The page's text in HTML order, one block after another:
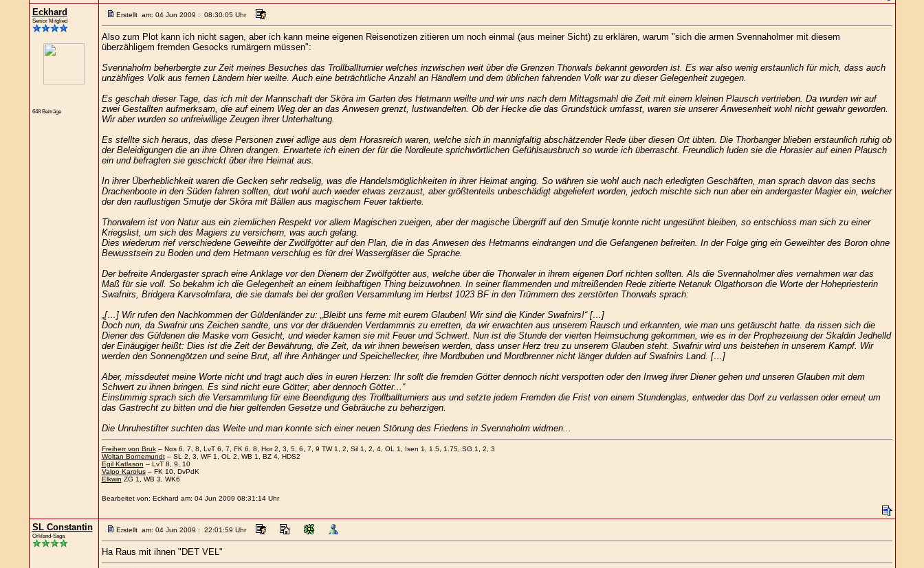
Eckhard
Senior Mitglied
648 Beiträge
Erstellt am: 04 Jun 2009 : 08:30:05 Uhr
Also zum Plot kann ich nicht sagen, aber ich kann meine eigenen Reisenotizen zitieren um noch einmal (aus meiner Sicht) zu erklären, warum "sich die armen Svennaholmer mit diesem
überzähligem fremden Gesocks rumärgern müssen":
Svennaholm beherbergte zur Zeit meines Besuches das Trollballturnier welches inzwischen weit über die Grenzen Thorwals bekannt geworden ist. Es war also wenig erstaunlich für mich, dass auch
unzähliges Volk aus fernen Ländern hier weilte. Auch eine beträchtliche Anzahl an Händlern und dem üblichen fahrenden Volk war zu dieser Gelegenheit zugegen.
Es geschah dieser Tage, das ich mit der Mannschaft der Sköra im Garten des Hetmann weilte und wir uns nach dem Mittagsmahl die Zeit mit einem kleinen Plausch vertrieben. Da wurden wir auf
zwei Gestallten aufmerksam, die auf einem Weg der an das Anwesen grenzt, lustwandelten. Ob der Hecke die das Grundstück umfasst, waren sie unserer Anwesenheit wohl nicht gewahr geworden.
Wir aber wurden so unfreiwillige Zeugen ihrer Unterhaltung.
Es stellte sich heraus, das diese Personen zwei adlige aus dem Horasreich waren, welche sich in mannigfaltig abschätzender Rede über diesen Ort übten. Die Thorbanger blieben erstaunlich ruhig ob
der Beleidigungen die an ihre Ohren drangen. Erwartete ich einen der für die Nordleute sprichwörtlichen Gefühlsausbruch so wurde ich überrascht. Freundlich luden sie die Horasier auf einen Plausch
ein und befragten sie geschickt über ihre Heimat aus.
In ihrer Überheblichkeit waren die Gecken sehr redselig, was die Handelsmöglichkeiten in ihrer Heimat anging. So währen sie wohl auch nach erledigten Geschäften, man sprach davon das sechs
Drachenboote in den Süden fahren sollten, dort wohl auch wieder etwas zerzaust, aber größtenteils unbeschädigt abgeliefert worden, jedoch mischte sich nun aber ein andergaster Magier ein, welcher
der den rauflustigen Smutje der Sköra mit Bällen aus magischem Feuer taktierte.
Thorwalern ist von Natur aus ein ziemlichen Respekt vor allem Magischen zueigen, aber der magische Übergriff auf den Smutje konnte nicht ungesühnt bleiben, so entschloss man sich zu einer
Kriegslist, um sich des Magiers zu versichern, was auch gelang.
Dies wiederum rief verschiedene Geweihte der Zwölfgötter auf den Plan, die in das Anwesen des Hetmanns eindrangen und die Gefangenen befreiten. In der Folge ging ein Geweihter des Boron ohne
Bewusstsein zu Boden und dem Hetmann verschlug es für drei Wassergläser die Sprache.
Der befreite Andergaster sprach eine Anklage vor den Dienern der Zwölfgötter aus, welche über die Thorwaler in ihrem eigenen Dorf richten sollten. Als die Svennaholmer dies vernahmen war das
Maß für sie voll. So bekahm ich die Gelegenheit an einem leibhaftigen Thing beizuwohnen. In seiner flammenden und mitreißenden Rede zitierte Netanuk Olgathorson die Worte der Hohepriesterin
Swafnirs, Bridgera Karvsolmfara, die sie damals bei der großen Versammlung im Herbst 1023 BF in den Trümmern des zerstörten Thorwals sprach:
„[…] Wir rufen den Nachkommen der Güldenländer zu: „Bleibt uns ferne mit eurem Glauben! Wir sind die Kinder Swafnirs!“ […]
Doch nun, da Swafnir uns Zeichen sandte, uns vor der dräuenden Verdammnis zu erretten, da wir erwachten aus unserem Rausch und erkannten, wie man uns getäuscht hatte. da rissen sich die
Diener des Güldenen die Maske vom Gesicht, und wieder kamen sie mit Feuer und Schwert. Nun ist die Stunde der vierten Heimsuchung gekommen, wie es in der Prophezeiung der Skaldin Jedhelld
der Einäugiger heißt: Dies ist die Zeit der Bewährung, die Zeit, da wir ihnen beweisen werden, dass unser Herz treu zu unserem Glauben steht. Swafnir wird uns beistehen in unserem Kampf. Wir
werden den Sonnengötzen und seine Brut, all ihre Anhänger und Speichellecker, ihre Mordbuben und Mordbrenner nicht länger dulden auf Swafnirs Land. […]
Aber, missdeutet meine Worte nicht und tragt auch dies in euren Herzen: Ihr sollt die fremden Götter dennoch nicht verspotten oder den Irrweg ihrer Diener gehen und unseren Glauben mit dem
Schwert zu ihnen bringen. Es sind nicht eure Götter; aber dennoch Götter...“
Einstimmig sprach sich die Versammlung für eine Beendigung des Trollballturniers aus und setzte jedem Fremden die Frist von einem Stundenglas, entweder das Dorf zu verlassen oder erneut um
das Gastrecht zu bitten und die hier geltenden Gesetze und Gebräuche zu beherzigen.
Die Unruhestifter suchten das Weite und man konnte sich einer neuen Störung des Friedens in Svennaholm widmen...
Freiherr von Bruk– Nos 6, 7, 8, LvT 6, 7, FK 6, 8, Hor 2, 3, 5, 6, 7, 9 TW 1, 2, Sil 1, 2, 4, OL 1, Isen 1, 1.5, 1.75, SG 1, 2, 3
Woltan Bornemundt– SL 2, 3, WF 1, OL 2, WB 1, BZ 4, HDS2
Egil Katlason – LvT 8, 9, 10
Valpo Karolus– FK 10, DvPdK
Elkwin ZG 1, WB 3, WK6
Bearbeitet von: Eckhard am: 04 Jun 2009 08:31:14 Uhr
SL Constantin
Orkland-Saga
Erstellt am: 04 Jun 2009 : 22:01:59 Uhr
Ha Raus mit ihnen "DET VEL"